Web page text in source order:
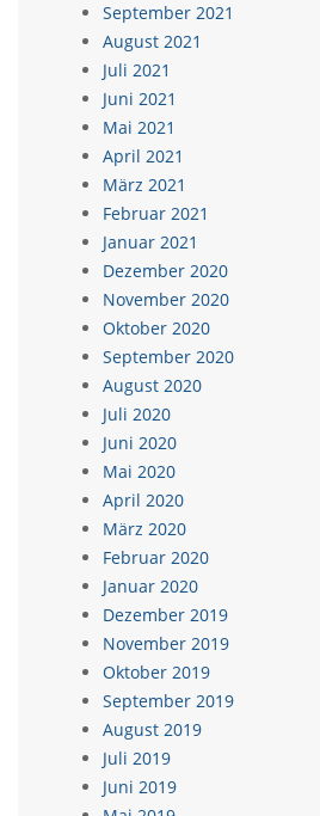
September 2021
August 2021
Juli 2021
Juni 2021
Mai 2021
April 2021
März 2021
Februar 2021
Januar 2021
Dezember 2020
November 2020
Oktober 2020
September 2020
August 2020
Juli 2020
Juni 2020
Mai 2020
April 2020
März 2020
Februar 2020
Januar 2020
Dezember 2019
November 2019
Oktober 2019
September 2019
August 2019
Juli 2019
Juni 2019